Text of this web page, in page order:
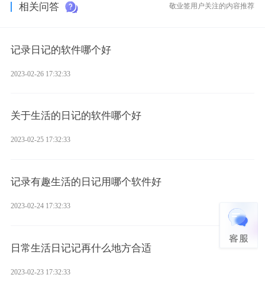
相关问答 敬业签用户关注的内容推荐
记录日记的软件哪个好
2023-02-26 17:32:33
关于生活的日记的软件哪个好
2023-02-25 17:32:33
记录有趣生活的日记用哪个软件好
2023-02-24 17:32:33
日常生活日记记再什么地方合适
2023-02-23 17:32:33